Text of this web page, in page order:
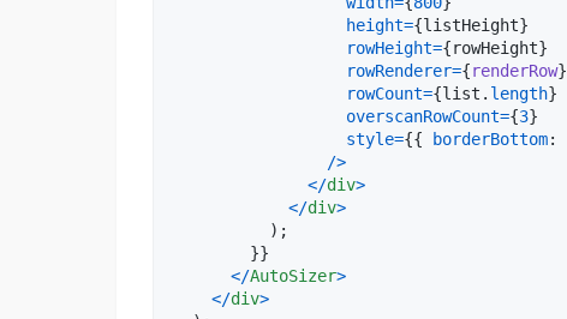
height={listHeight}
rowHeight={rowHeight}
rowRenderer={renderRow}
rowCount={list . length}
overscanRowCount={3}
style={{ borderBottom:
/>
</div>
</div>
) ;
}}
</AutoSizer>
</div>